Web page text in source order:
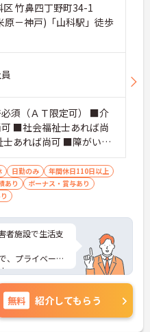
区 竹鼻四丁野町34-1
原－神戸)「山科駅」徒歩
須（ＡＴ限定可） ■介
■社会福祉士あれば尚
あれば尚可 ■障がい者
尚可
日勤のみ
年間休日110日以上
あり
ボーナス・賞与あり
者施設で生活支
、プライベート
。
も魅力のひと
イントなど、
軽にご相談くだ
無料 紹介してもらう